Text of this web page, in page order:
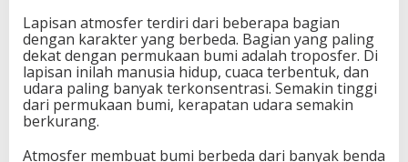
Lapisan atmosfer terdiri dari beberapa bagian
dengan karakter yang berbeda. Bagian yang paling
dekat dengan permukaan bumi adalah troposfer. Di
lapisan inilah manusia hidup, cuaca terbentuk, dan
udara paling banyak terkonsentrasi. Semakin tinggi
dari permukaan bumi, kerapatan udara semakin
berkurang.
Atmosfer membuat bumi berbeda dari banyak benda